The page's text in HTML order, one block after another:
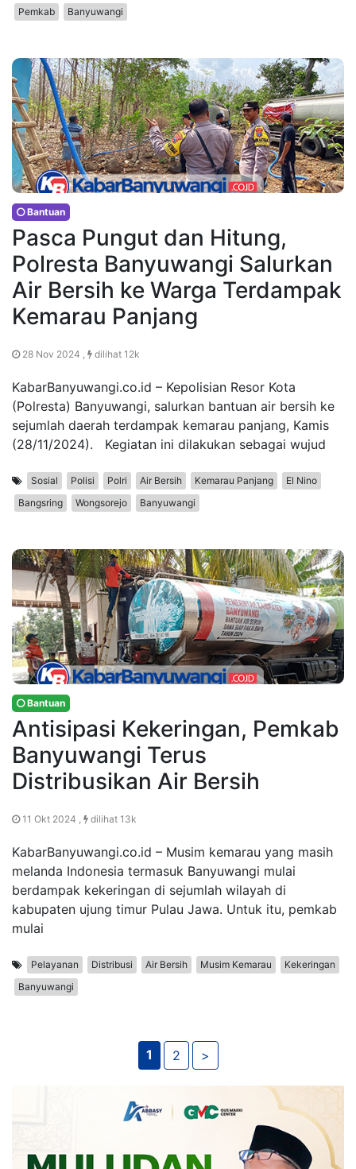
Pemkab
Banyuwangi
Bantuan
Pasca Pungut dan Hitung,
Polresta Banyuwangi Salurkan
Air Bersih ke Warga Terdampak
Kemarau Panjang
28 Nov 2024 , dilihat 12k
KabarBanyuwangi.co.id – Kepolisian Resor Kota
(Polresta) Banyuwangi, salurkan bantuan air bersih ke
sejumlah daerah terdampak kemarau panjang, Kamis
(28/11/2024). Kegiatan ini dilakukan sebagai wujud
Sosial Polisi Polri Air Bersih Kemarau Panjang
El Nino
Bangsring
Wongsorejo Banyuwangi
Bantuan
Antisipasi Kekeringan, Pemkab
Banyuwangi Terus
Distribusikan Air Bersih
11 Okt 2024 , dilihat 13k
KabarBanyuwangi.co.id – Musim kemarau yang masih
melanda Indonesia termasuk Banyuwangi mulai
berdampak kekeringan di sejumlah wilayah di
kabupaten ujung timur Pulau Jawa. Untuk itu, pemkab
mulai
Pelayanan Distribusi Air Bersih Musim Kemarau
Kekeringan
Banyuwangi
1 2 >